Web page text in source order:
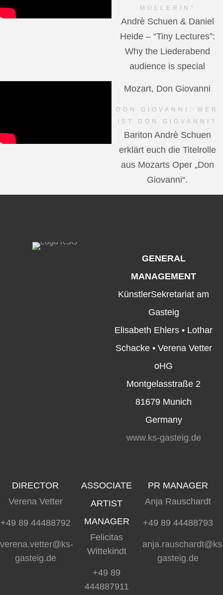
MÜLLERIN"
Andrè Schuen & Daniel
Heide – “Tiny Lectures”:
Why the Liederabend
audience is special
Mozart, Don Giovanni
DON GIOVANNI: WER
IST DON GIOVANNI?
Bariton Andrè Schuen
erklärt euch die Titelrolle
aus Mozarts Oper „Don
Giovanni“.
GENERAL
MANAGEMENT
KünstlerSekretariat am
Gasteig
Elisabeth Ehlers • Lothar
Schacke • Verena Vetter
oHG
Montgelasstraße 2
81679 Munich
Germany
www.ks-gasteig.de
DIRECTOR
Verena Vetter
+49 89 44488792
verena.vetter@ks-
gasteig.de
ASSOCIATE
ARTIST
MANAGER
Felicitas
Wittekindt
+49 89
444887911
PR MANAGER
Anja Rauschardt
+49 89 44488793
gasteig.de